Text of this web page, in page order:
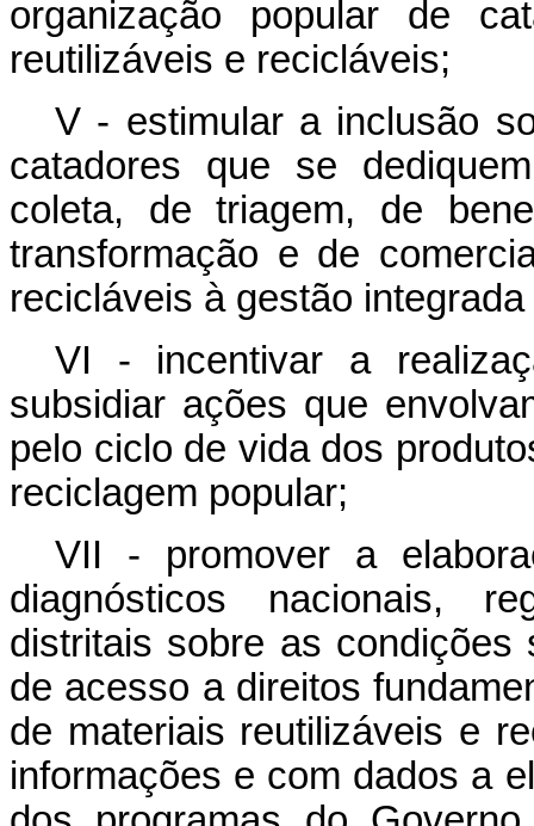
organização popular de
reutilizáveis e recicláveis;
V - estimular a inclusão
catadores que se
coleta, de triagem, de
transformação e de
recicláveis à gestão
VI - incentivar a
subsidiar ações que
pelo ciclo de vida dos
reciclagem popular;
VII - promover a
diagnósticos nacionais,
distritais sobre as condições
de acesso a direitos
de materiais reutilizáveis e
informações e com dados a